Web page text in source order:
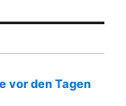
vor den Tagen